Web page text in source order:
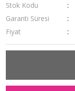
Stok Kodu
Garanti Süresi
Fiyat